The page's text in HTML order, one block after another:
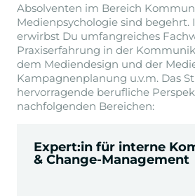
Absolventen im Bereich
Medienpsychologie sind begehrt.
erwirbst Du umfangreiches
Praxiserfahrung in der
dem Mediendesign und der
Kampagnenplanung u.v.m. Das
hervorragende berufliche
nachfolgenden Bereichen:
Expert:in für interne
& Change-Management